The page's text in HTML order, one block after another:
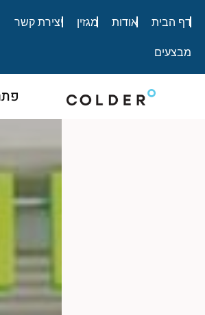
דף הבית
אודות מגזין יצירת קשר
מבצעים